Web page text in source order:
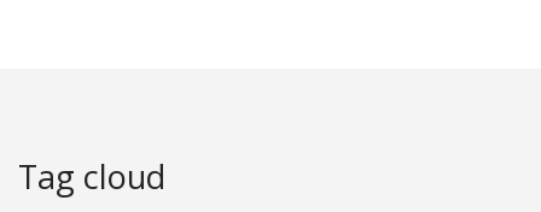
Tag cloud